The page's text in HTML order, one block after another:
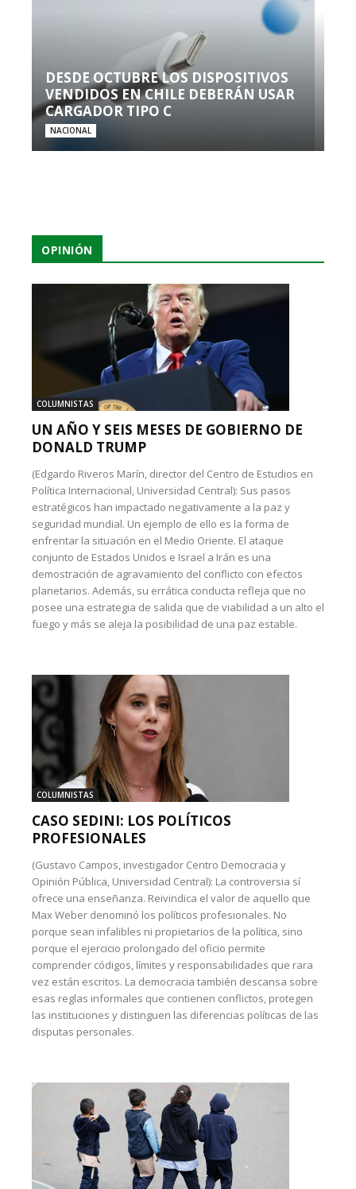
DESDE OCTUBRE LOS DISPOSITIVOS
VENDIDOS EN CHILE DEBERÁN USAR
CARGADOR TIPO C
NACIONAL
OPINIÓN
COLUMNISTAS
UN AÑO Y SEIS MESES DE GOBIERNO DE
DONALD TRUMP
(Edgardo Riveros Marín, director del Centro de Estudios en
Política Internacional, Universidad Central): Sus pasos
estratégicos han impactado negativamente a la paz y
seguridad mundial. Un ejemplo de ello es la forma de
enfrentar la situación en el Medio Oriente. El ataque
conjunto de Estados Unidos e Israel a Irán es una
demostración de agravamiento del conflicto con efectos
planetarios. Además, su errática conducta refleja que no
posee una estrategia de salida que de viabilidad a un alto el
fuego y más se aleja la posibilidad de una paz estable.
COLUMNISTAS
CASO SEDINI: LOS POLÍTICOS
PROFESIONALES
(Gustavo Campos, investigador Centro Democracia y
Opinión Pública, Universidad Central): La controversia sí
ofrece una enseñanza. Reivindica el valor de aquello que
Max Weber denominó los políticos profesionales. No
porque sean infalibles ni propietarios de la política, sino
porque el ejercicio prolongado del oficio permite
comprender códigos, límites y responsabilidades que rara
vez están escritos. La democracia también descansa sobre
esas reglas informales que contienen conflictos, protegen
las instituciones y distinguen las diferencias políticas de las
disputas personales.